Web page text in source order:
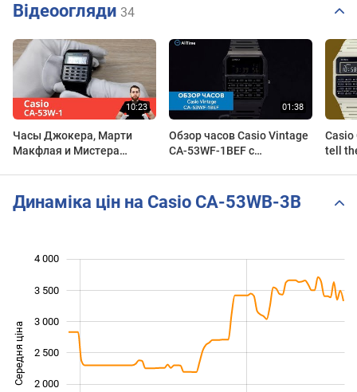
Відеоогляди 34
Часы Джокера, Марти
Макфлая и Мистера
Обзор часов Casio Vintage
CA-53WF-1BEF с
Casio
tell
Динаміка цін на Casio CA-53WB-3B
Середня ціна 1 000
2 000
2 500
3 000
3 500
4 000